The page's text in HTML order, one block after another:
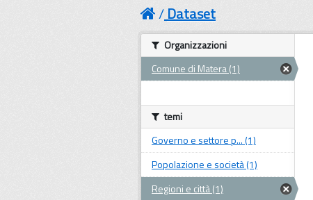
Dataset
Organizzazioni
Comune di Matera (1)
temi
Governo e settore p... (1)
Popolazione e società (1)
Regioni e città (1)